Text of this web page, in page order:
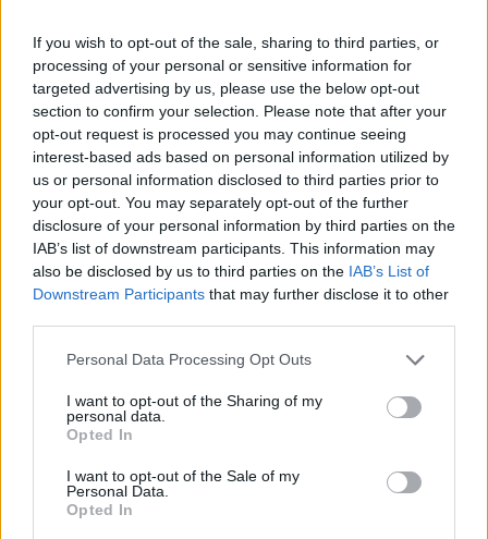
If you wish to opt-out of the sale, sharing to third parties, or
processing of your personal or sensitive information for
targeted advertising by us, please use the below opt-out
section to confirm your selection. Please note that after your
opt-out request is processed you may continue seeing
interest-based ads based on personal information utilized by
us or personal information disclosed to third parties prior to
your opt-out. You may separately opt-out of the further
disclosure of your personal information by third parties on the
IAB’s list of downstream participants. This information may
also be disclosed by us to third parties on the IAB’s List of
Downstream Participants that may further disclose it to other
Please note that this website/app uses one or more Google
not limited to your visit or usage behaviour. You may click to
grant or deny consent to Google and its third-party tags to
use your data for below specified purposes in below Google
consent section.
Personal Data Processing Opt Outs
I want to opt-out of the Sharing of my
personal data.
Opted In
I want to opt-out of the Sale of my
Personal Data.
Opted In
Ο Παναθηναϊκός συμφώνησε με τον Γκριγκόνις
Ο Μάριους Γκριγκόνις θα φορέσει την πράσινη
φανέλα τα επόμενα δυο χρόνια καθώς επήλθε
οριστική συμφωνία μεταξύ όλων των εμπλεκόμενων
πλευρών και το μόνο που απομένει για να
ολοκληρωθεί το deal είναι η ανακοίνωση της ΚΑΕ
Παναθηναϊκός